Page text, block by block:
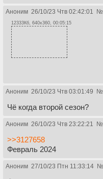
Аноним 26/10/23 Чтв 02:42:01 №
12333Кб, 640x360, 00:05:15
Аноним 26/10/23 Чтв 03:01:49 №
Чё когда второй сезон?
Аноним 26/10/23 Чтв 23:22:21 №
>>3127658
Февраль 2024
Аноним 27/10/23 Птн 11:33:14 №